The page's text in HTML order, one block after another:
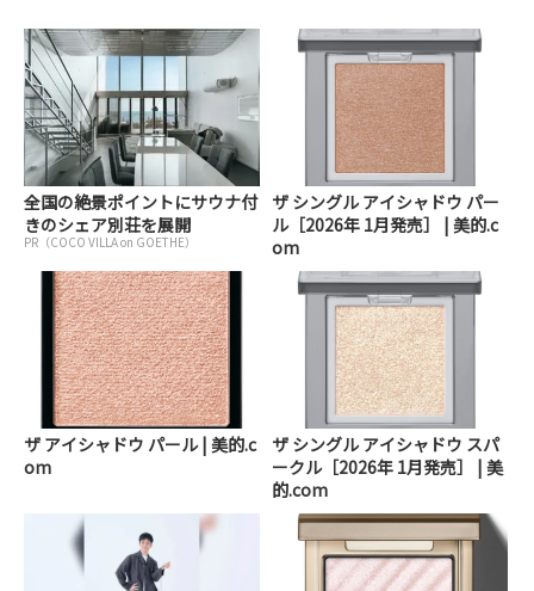
全国の絶景ポイントにサウナ付
きのシェア別荘を展開
PR（COCO VILLA on GOETHE）
ザ シングル アイシャドウ パー
ル［2026年 1月発売］ | 美的.c
om
ザ アイシャドウ パール | 美的.c
om
ザ シングル アイシャドウ スパ
ークル［2026年 1月発売］ | 美
的.com